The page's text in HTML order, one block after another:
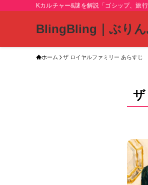
Kカルチャー&謎を解説「ゴシップ、旅
BlingBling｜ぶり
ホーム ザ ロイヤルファミリー あらすじ
ザ